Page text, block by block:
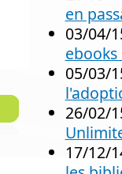
en
03/04/
05/03/
26/02/
17/12/